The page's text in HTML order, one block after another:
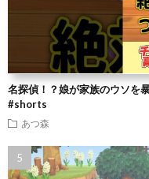
名探偵！？娘が家族のウソを
#shorts
あつ森